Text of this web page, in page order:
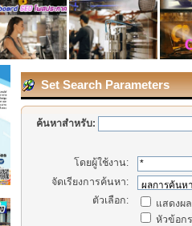
Set Search Parameters
ค้นหาสำหรับ:
โดยผู้ใช้งาน:
จัดเรียงการค้นหา:
ตัวเลือก:
แสดงผ
หัวข้อก